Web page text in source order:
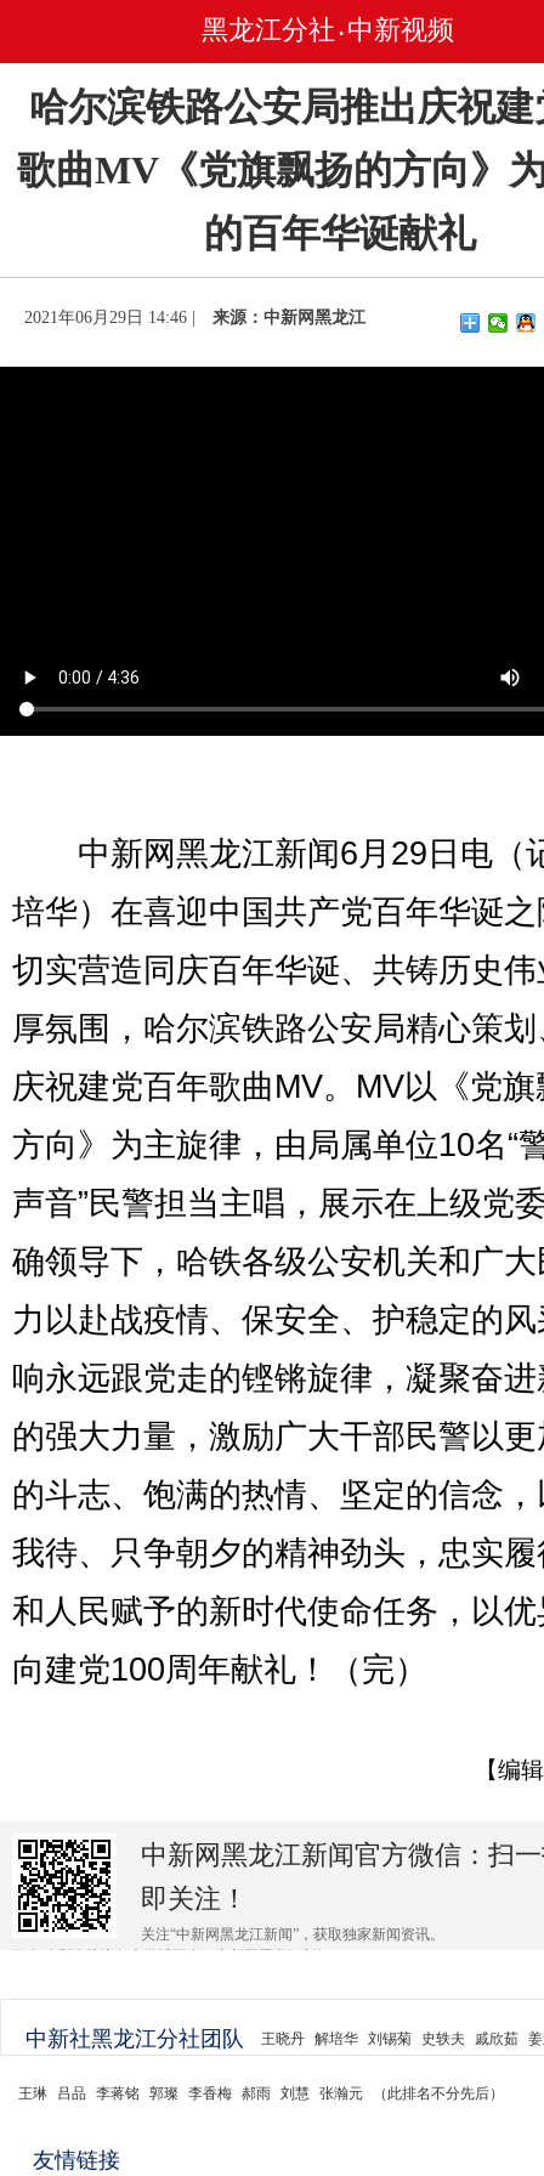
黑龙江分社 • 中新视频
哈尔滨铁路公安局推出庆祝
歌曲MV《党旗飘扬的方向》
的百年华诞献礼
2021年06月29日 14:46 | 来源：中新网黑龙江
中新网黑龙江新闻6月29日电（
培华）在喜迎中国共产党百年华诞
切实营造同庆百年华诞、共铸历史
厚氛围，哈尔滨铁路公安局精心策
庆祝建党百年歌曲MV。MV以《党
方向》为主旋律，由局属单位10名“
声音”民警担当主唱，展示在上级党
确领导下，哈铁各级公安机关和广
力以赴战疫情、保安全、护稳定的
响永远跟党走的铿锵旋律，凝聚奋
的强大力量，激励广大干部民警以
的斗志、饱满的热情、坚定的信念
我待、只争朝夕的精神劲头，忠实
和人民赋予的新时代使命任务，以
向建党100周年献礼！（完）
【编
中新网黑龙江新闻官方微信：扫
即关注！
关注“中新网黑龙江新闻”，获取独家新闻资讯。
更多精彩请关注各大微博平台@中新网黑龙江新闻 。
中新社黑龙江分社团队 王晓丹 解培华 刘锡菊 史轶夫 戚欣茹
王琳 吕品 李蒋铭 郭璨 李香梅 郝雨 刘慧 张瀚元 （此排名不分先后）
友情链接